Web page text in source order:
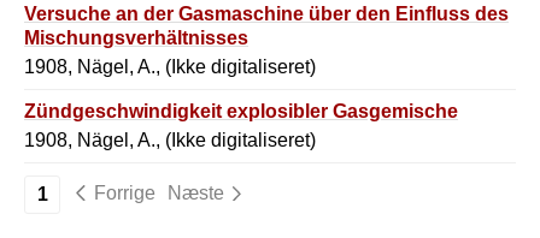
Versuche an der Gasmaschine über den Einfluss des
Mischungsverhältnisses
1908, Nägel, A., (Ikke digitaliseret)
Zündgeschwindigkeit explosibler Gasgemische
1908, Nägel, A., (Ikke digitaliseret)
1 Forrige Næste